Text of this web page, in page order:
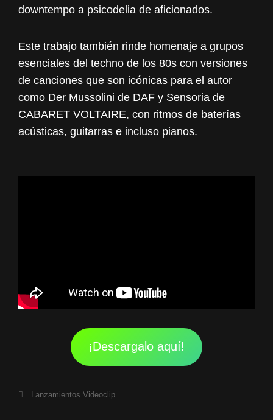
downtempo a psicodelia de aficionados.
Este trabajo también rinde homenaje a grupos
esenciales del techno de los 80s con versiones
de canciones que son icónicas para el autor
como Der Mussolini de DAF y Sensoria de
CABARET VOLTAIRE, con ritmos de baterías
acústicas, guitarras e incluso pianos.
¡Descargalo aquí!
Categorías
Lanzamientos Videoclip